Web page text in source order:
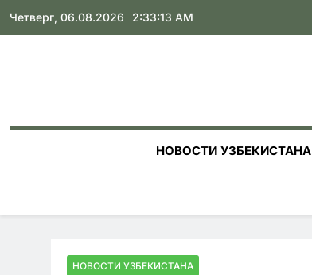
Skip
Четверг, 06.08.2026 2:33:14 AM
НОВОСТИ УЗБЕКИСТАНА
НОВОСТИ УЗБЕКИСТАНА